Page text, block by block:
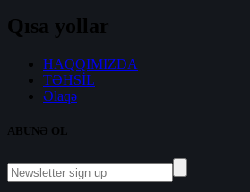
Qısa yollar
HAQQIMIZDA
TƏHSİL
Əlaqə
ABUNƏ OL